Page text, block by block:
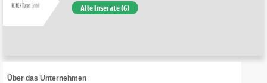
Alle Inserate (6)
Über das Unternehmen